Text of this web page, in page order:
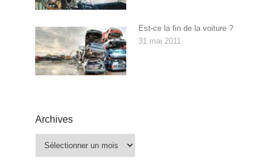
Est-ce la fin de la voiture ?
31 mai 2011
Archives
Archives